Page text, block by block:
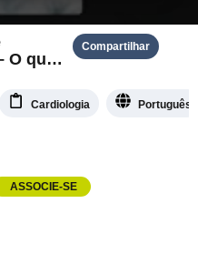
O que
Compartilhar
Cardiologia Português
ASSOCIE-SE